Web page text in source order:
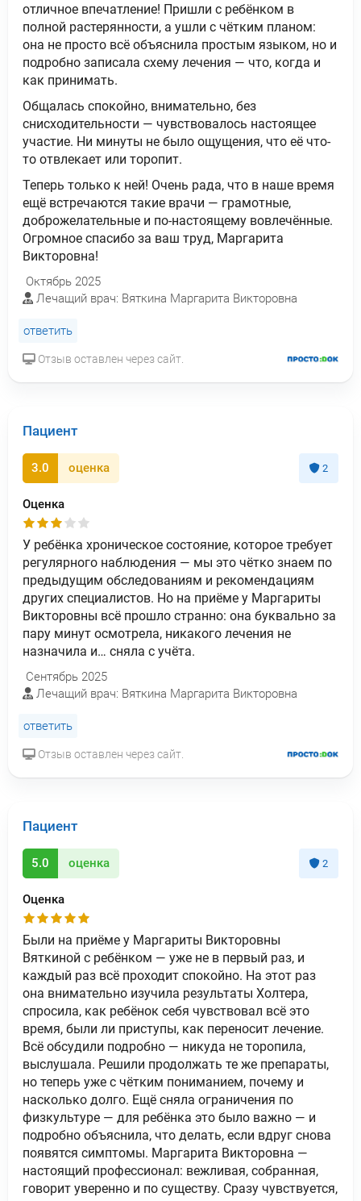
отличное впечатление! Пришли с ребёнком в
полной растерянности, а ушли с чётким планом:
она не просто всё объяснила простым языком, но и
подробно записала схему лечения — что, когда и
как принимать.
Общалась спокойно, внимательно, без
снисходительности — чувствовалось настоящее
участие. Ни минуты не было ощущения, что её что-
то отвлекает или торопит.
Теперь только к ней! Очень рада, что в наше время
ещё встречаются такие врачи — грамотные,
доброжелательные и по-настоящему вовлечённые.
Огромное спасибо за ваш труд, Маргарита
Викторовна!
Октябрь 2025
Лечащий врач: Вяткина Маргарита Викторовна
ответить
Отзыв оставлен через сайт.
Пациент
3.0 оценка 2
Оценка
У ребёнка хроническое состояние, которое требует
регулярного наблюдения — мы это чётко знаем по
предыдущим обследованиям и рекомендациям
других специалистов. Но на приёме у Маргариты
Викторовны всё прошло странно: она буквально за
пару минут осмотрела, никакого лечения не
назначила и… сняла с учёта.
Сентябрь 2025
Лечащий врач: Вяткина Маргарита Викторовна
ответить
Отзыв оставлен через сайт.
Пациент
5.0 оценка 2
Оценка
Были на приёме у Маргариты Викторовны
Вяткиной с ребёнком — уже не в первый раз, и
каждый раз всё проходит спокойно. На этот раз
она внимательно изучила результаты Холтера,
спросила, как ребёнок себя чувствовал всё это
время, были ли приступы, как переносит лечение.
Всё обсудили подробно — никуда не торопила,
выслушала. Решили продолжать те же препараты,
но теперь уже с чётким пониманием, почему и
насколько долго. Ещё сняла ограничения по
физкультуре — для ребёнка это было важно — и
подробно объяснила, что делать, если вдруг снова
появятся симптомы. Маргарита Викторовна —
настоящий профессионал: вежливая, собранная,
говорит уверенно и по существу. Сразу чувствуется,